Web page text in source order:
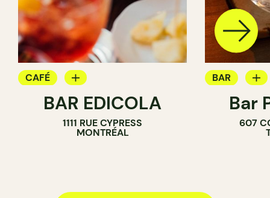
CAFÉ
BAR EDICOLA
1111 RUE CYPRESS
MONTRÉAL
BAR
BAR À VIN
BAR À
Bar
607